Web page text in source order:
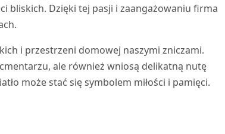
bliskich. Dzięki tej pasji i zaangażowaniu firma
i przestrzeni domowej naszymi zniczami.
ale również wniosą delikatną nutę
może stać się symbolem miłości i pamięci.